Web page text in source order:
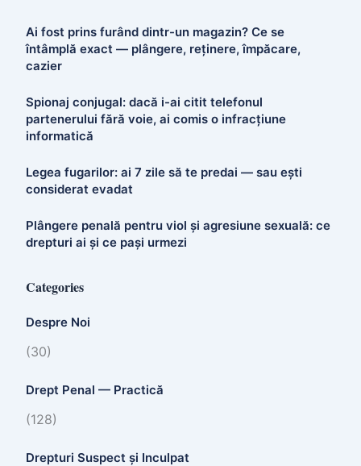
Ai fost prins furând dintr-un magazin? Ce se
întâmplă exact — plângere, reținere, împăcare,
cazier
Spionaj conjugal: dacă i-ai citit telefonul
partenerului fără voie, ai comis o infracțiune
informatică
Legea fugarilor: ai 7 zile să te predai — sau ești
considerat evadat
Plângere penală pentru viol și agresiune sexuală: ce
drepturi ai și ce pași urmezi
Categories
Despre Noi
(30)
Drept Penal — Practică
(128)
Drepturi Suspect și Inculpat